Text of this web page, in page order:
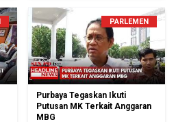
PARLEMEN
Purbaya Tegaskan Ikuti
Putusan MK Terkait Anggaran
MBG